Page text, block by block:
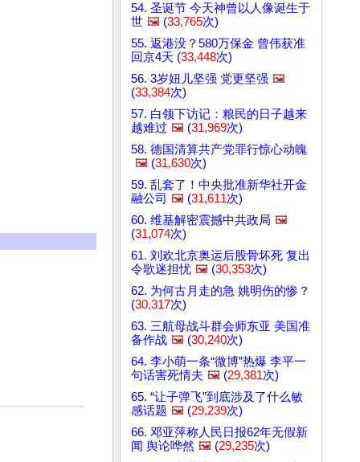
54. 圣诞节 今天神曾以人像诞生于
世 🖼️ (33,765次)
55. 返港没？580万保金 曾伟获准
回京4天 (33,448次)
56. 3岁妞儿坚强 党更坚强 🖼️
(33,384次)
57. 白领下访记：粮民的日子越来
越难过 🖼️ (31,969次)
58. 德国清算共产党罪行惊心动魄
🖼️ (31,630次)
59. 乱套了！中央批准新华社开金
融公司 🖼️ (31,611次)
60. 维基解密震撼中共政局 🖼️
(31,074次)
61. 刘欢北京奥运后股骨坏死 复出
令歌迷担忧 🖼️ (30,353次)
62. 为何古月走的急 姚明伤的惨？
(30,317次)
63. 三航母战斗群会师东亚 美国准
备作战 🖼️ (30,240次)
64. 李小萌一条“微博”热爆 李平一
句话害死情夫 🖼️ (29,381次)
65. “让子弹飞”到底涉及了什么敏
感话题 🖼️ (29,239次)
66. 邓亚萍称人民日报62年无假新
闻 舆论哗然 🖼️ (29,235次)